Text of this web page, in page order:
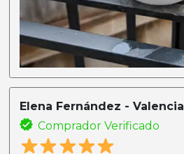
Elena Fernández - Valencia
Comprador Verificado